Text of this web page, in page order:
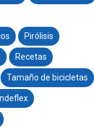
Pirólisis
Recetas
Tamaño de bicicletas